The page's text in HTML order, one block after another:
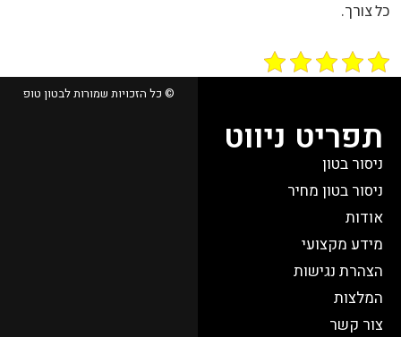
כל צורך.
תפריט ניווט
ניסור בטון
ניסור בטון מחיר
אודות
מידע מקצועי
הצהרת נגישות
המלצות
צור קשר
© כל הזכויות שמורות לבטון טופ